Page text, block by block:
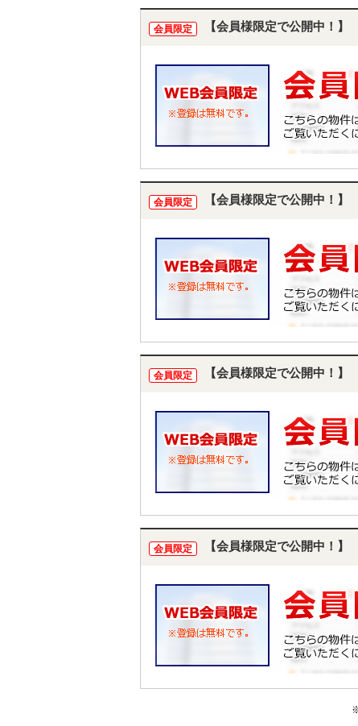
会員限定 【会員様限定で公開中！】
会員限定 【会員様限定で公開中！】
会員限定 【会員様限定で公開中！】
会員限定 【会員様限定で公開中！】